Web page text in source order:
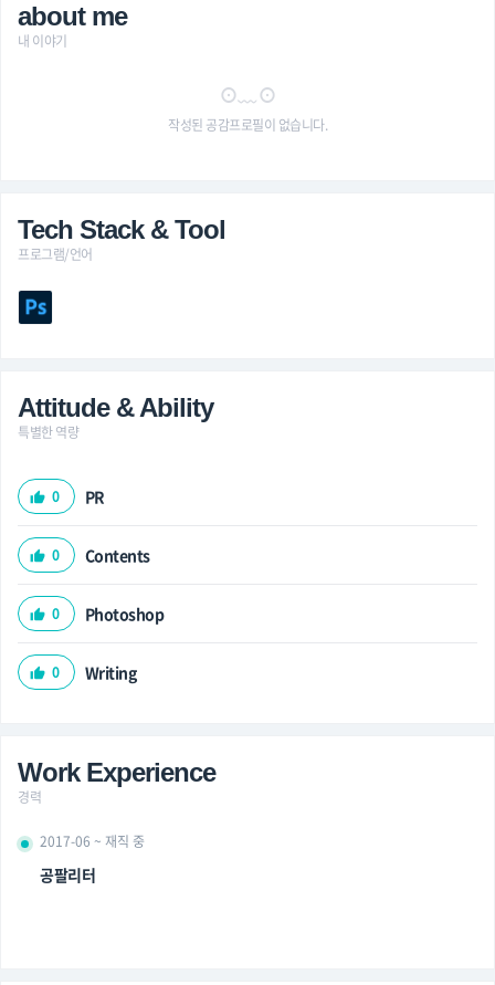
about me
내 이야기
⊙﹏⊙
작성된 공감프로필이 없습니다.
Tech Stack & Tool
프로그램/언어
Attitude & Ability
특별한 역량
thumb_up 0 PR
thumb_up 0 Contents
thumb_up 0 Photoshop
thumb_up 0 Writing
Work Experience
경력
2017-06 ~ 재직 중
공팔리터